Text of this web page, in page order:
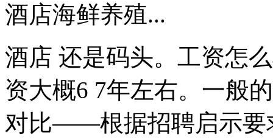
酒店海鲜养殖...
酒店 还是码头。工资怎
资大概6 7年左右。一般
对比——根据招聘启示要